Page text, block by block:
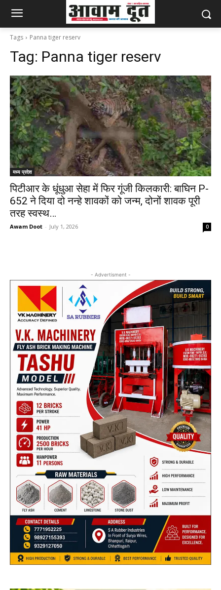
Tags Panna tiger reserv
Tag: Panna tiger reserv
मध्य प्रदेश
पिटीआर के धूंधुआ सेहा में फिर गूंजी किलकारी: बाघिन P-
652 ने दिया दो नन्हे शावकों को जन्म, दोनों शावक पूरी
तरह स्वस्थ…
Awam Doot - July 1, 2026 0
- Advertisment -